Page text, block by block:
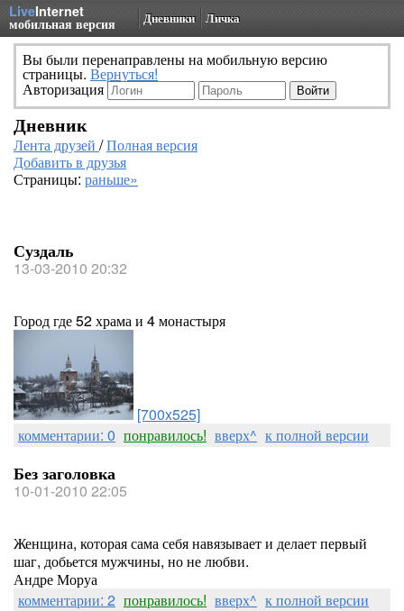
LiveInternet
мобильная версия Дневники Личка
Вы были перенаправлены на мобильную версию
страницы. Вернуться!
Авторизация
Дневник
Лента друзей /Полная версия
Добавить в друзья
Страницы: раньше»
Суздаль
13-03-2010 20:32
Город где 52 храма и 4 монастыря
[700x525]
комментарии: 0 понравилось! вверх^ к полной версии
Без заголовка
10-01-2010 22:05
Женщина, которая сама себя навязывает и делает первый
шаг, добьется мужчины, но не любви.
Андре Моруа
комментарии: 2 понравилось! вверх^ к полной версии